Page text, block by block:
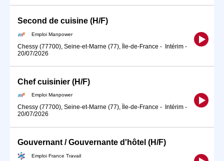
Second de cuisine (H/F)
Emploi Manpower
Chessy (77700), Seine-et-Marne (77), Île-de-France - Intérim -
20/07/2026
Chef cuisinier (H/F)
Emploi Manpower
Chessy (77700), Seine-et-Marne (77), Île-de-France - Intérim -
20/07/2026
Gouvernant / Gouvernante d'hôtel (H/F)
Emploi France Travail